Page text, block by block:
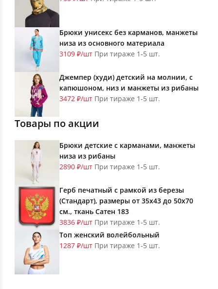
Брюки унисекс без карманов, манжеты
низа из основного материала
3109 ₽/шт При тираже 1-5 шт.
Джемпер (худи) детский на молнии, с
капюшоном, низ и манжеты из рибаны
3472 ₽/шт При тираже 1-5 шт.
Товары по акции
Брюки детские с карманами, манжеты
низа из рибаны
2890 ₽/шт При тираже 1-5 шт.
Герб печатный с рамкой из березы
(Стандарт), размеры от 35х43 до 50х70
см., ткань Сатен 183
3836 ₽/шт При тираже 1-5 шт.
Топ женский волейбольный
1287 ₽/шт При тираже 1-5 шт.